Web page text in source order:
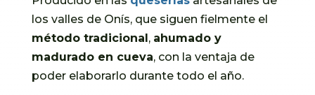
los valles de Onís, que siguen fielmente el
método tradicional, ahumado y
madurado en cueva, con la ventaja de
poder elaborarlo durante todo el año.